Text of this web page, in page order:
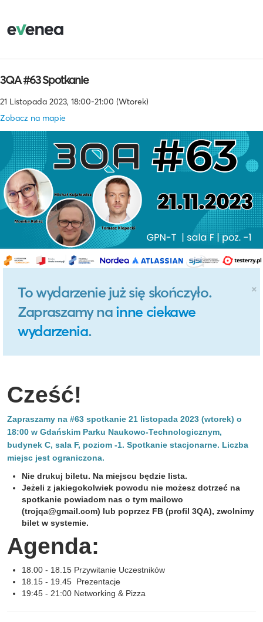
3QA #63 Spotkanie
21 Listopada 2023, 18:00-21:00 (Wtorek)
Zobacz na mapie
×
To wydarzenie już się skończyło.
Zapraszamy na inne ciekawe
wydarzenia.
Cześć!
Zapraszamy na #63 spotkanie 21 listopada 2023 (wtorek) o
18:00 w Gdańskim Parku Naukowo-Technologicznym,
budynek C, sala F, poziom -1. Spotkanie stacjonarne. Liczba
miejsc jest ograniczona.
Nie drukuj biletu. Na miejscu będzie lista.
Jeżeli z jakiegokolwiek powodu nie możesz dotrzeć na
spotkanie powiadom nas o tym mailowo
(trojqa@gmail.com) lub poprzez FB (profil 3QA), zwolnimy
bilet w systemie.
Agenda:
18.00 - 18.15 Przywitanie Uczestników
18.15 - 19.45 Prezentacje
19:45 - 21:00 Networking & Pizza